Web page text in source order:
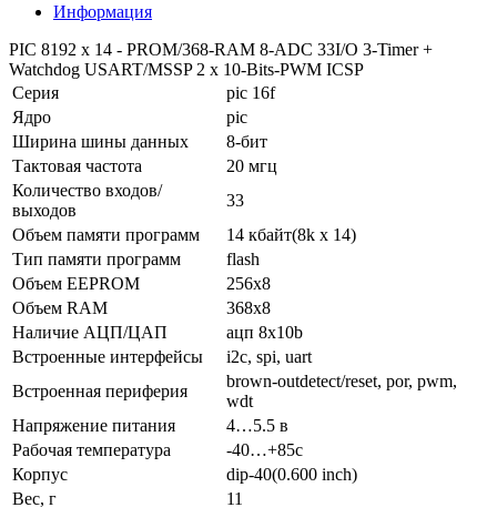
Информация
PIC 8192 x 14 - PROM/368-RAM 8-ADC 33I/O 3-Timer +
Watchdog USART/MSSP 2 x 10-Bits-PWM ICSP
Серия
pic 16f
Ядро
pic
Ширина шины данных
8-бит
Тактовая частота
20 мгц
Количество входов/
выходов
33
Объем памяти программ
14 кбайт(8k x 14)
Тип памяти программ
flash
Объем EEPROM
256x8
Объем RAM
368x8
Наличие АЦП/ЦАП
ацп 8x10b
Встроенные интерфейсы
i2c, spi, uart
Встроенная периферия
brown-outdetect/reset, por, pwm,
wdt
Напряжение питания
4…5.5 в
Рабочая температура
-40…+85c
Корпус
dip-40(0.600 inch)
Вес, г
11